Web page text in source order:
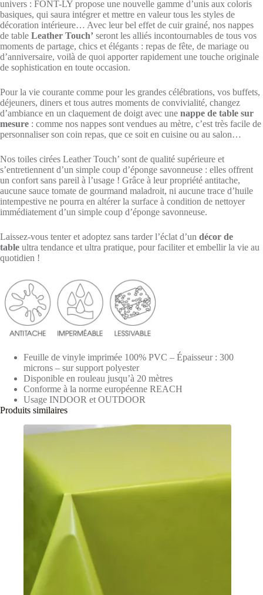
univers : FONT-LY propose une nouvelle gamme d’unis aux coloris
basiques, qui saura intégrer et mettre en valeur tous les styles de
décoration intérieure… Avec leur bel effet de cuir grainé, nos nappes
de table Leather Touch’ seront les alliés incontournables de tous vos
moments de partage, chics et élégants : repas de fête, de mariage ou
d’anniversaire, voilà de quoi apporter rapidement une touche originale
de sophistication en toute occasion.
Pour la vie courante comme pour les grandes célébrations, vos buffets,
déjeuners, diners et tous autres moments de convivialité, changez
d’ambiance en un claquement de doigt avec une nappe de table sur
mesure : comme nos nappes sont vendues au mètre, c’est très facile de
personnaliser son coin repas, que ce soit en cuisine ou au salon…
Nos toiles cirées Leather Touch’ sont de qualité supérieure et
s’entretiennent d’un simple coup d’éponge savonneuse : elles offrent
un confort sans pareil à l’usage ! Grâce à leur propriété antitache,
aucune sauce tomate de gourmand maladroit, ni aucune trace d’huile
intempestive ne pourra en altérer la surface à condition de nettoyer
immédiatement d’un simple coup d’éponge savonneuse.
Laissez-vous tenter et adoptez sans tarder l’éclat d’un décor de
table ultra tendance et ultra pratique, pour faciliter et embellir la vie au
quotidien !
Feuille de vinyle imprimée 100% PVC – Épaisseur : 300
microns – sur support polyester
Disponible en rouleau jusqu’à 20 mètres
Conforme à la norme européenne REACH
Usage INDOOR et OUTDOOR
Produits similaires